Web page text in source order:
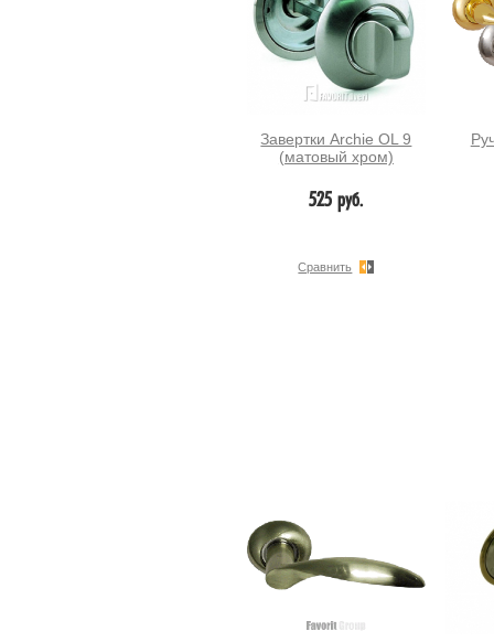
Завертки Archie OL 9
(матовый хром)
525 руб.
Сравнить